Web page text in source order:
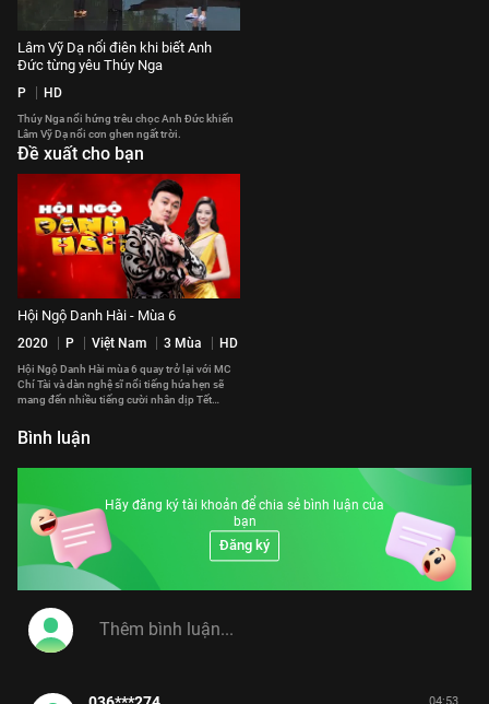
Lâm Vỹ Dạ nổi điên khi biết Anh
Đức từng yêu Thúy Nga
P HD
Thúy Nga nổi hứng trêu chọc Anh Đức khiến
Lâm Vỹ Dạ nổi cơn ghen ngất trời.
Đề xuất cho bạn
Hội Ngộ Danh Hài - Mùa 6
2020 P Việt Nam 3 Mùa HD
Hội Ngộ Danh Hài mùa 6 quay trở lại với MC
Chí Tài và dàn nghệ sĩ nổi tiếng hứa hẹn sẽ
mang đến nhiều tiếng cười nhân dịp Tết
Bình luận
Hãy đăng ký tài khoản để chia sẻ bình luận của
bạn
Đăng ký
04:53